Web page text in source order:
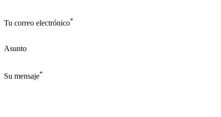
Tu correo electrónico*
Asunto
Su mensaje*